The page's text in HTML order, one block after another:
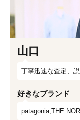
山口
丁寧迅速な査定、
好きなブランド
patagonia,THE